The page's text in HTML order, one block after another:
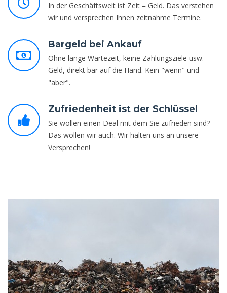
In der Geschäftswelt ist Zeit = Geld. Das verstehen
wir und versprechen Ihnen zeitnahme Termine.
Bargeld bei Ankauf
Ohne lange Wartezeit, keine Zahlungsziele usw.
Geld, direkt bar auf die Hand. Kein "wenn" und
"aber".
Zufriedenheit ist der Schlüssel
Sie wollen einen Deal mit dem Sie zufrieden sind?
Das wollen wir auch. Wir halten uns an unsere
Versprechen!